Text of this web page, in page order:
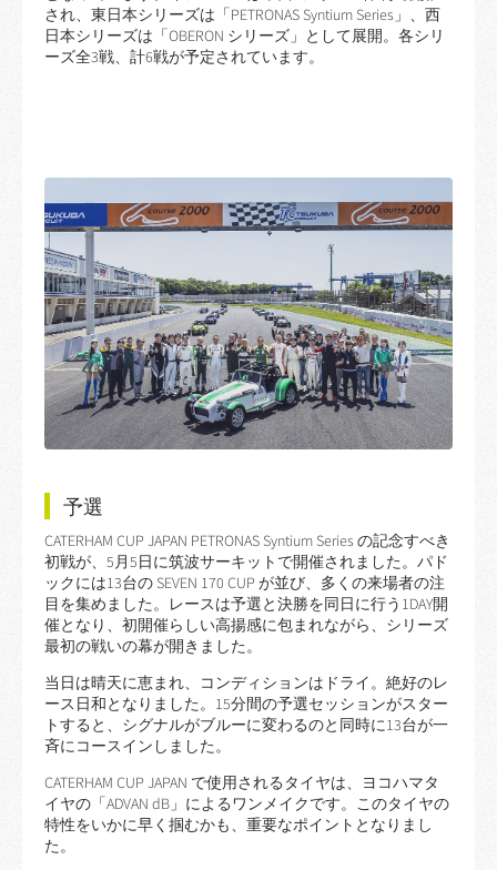
され、東日本シリーズは「PETRONAS Syntium Series」、西
日本シリーズは「OBERON シリーズ」として展開。各シリ
ーズ全3戦、計6戦が予定されています。
予選
CATERHAM CUP JAPAN PETRONAS Syntium Series の記念すべき
初戦が、5月5日に筑波サーキットで開催されました。パド
ックには13台の SEVEN 170 CUP が並び、多くの来場者の注
目を集めました。レースは予選と決勝を同日に行う1DAY開
催となり、初開催らしい高揚感に包まれながら、シリーズ
最初の戦いの幕が開きました。
当日は晴天に恵まれ、コンディションはドライ。絶好のレ
ース日和となりました。15分間の予選セッションがスター
トすると、シグナルがブルーに変わるのと同時に13台が一
斉にコースインしました。
CATERHAM CUP JAPAN で使用されるタイヤは、ヨコハマタ
イヤの「ADVAN dB」によるワンメイクです。このタイヤの
特性をいかに早く掴むかも、重要なポイントとなりまし
た。